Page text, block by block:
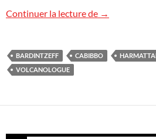
Continuer la lecture de « La
→
BARDINTZEFF CABIBBO
VOLCANOLOGUE